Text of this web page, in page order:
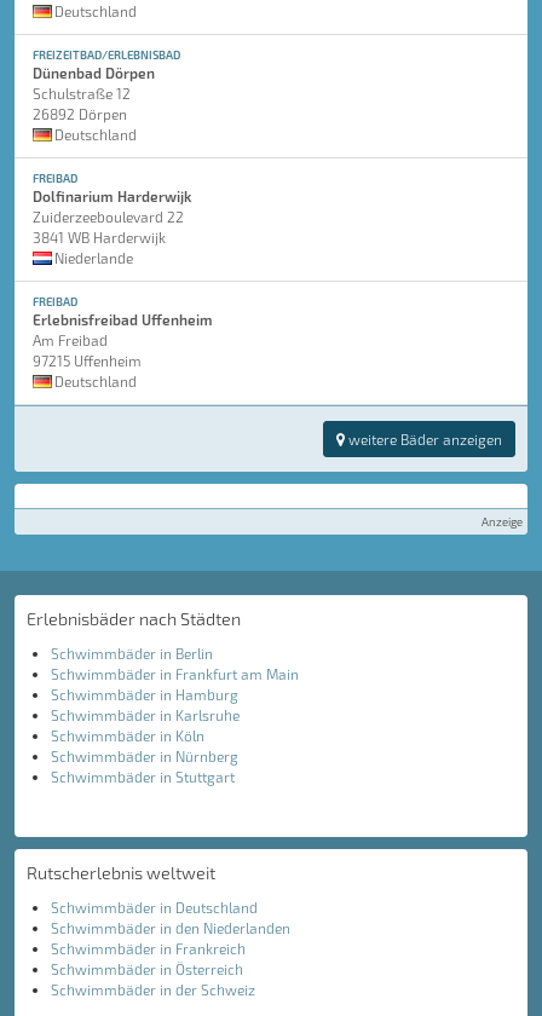
Deutschland
FREIZEITBAD/ERLEBNISBAD
Dünenbad Dörpen
Schulstraße 12
26892 Dörpen
Deutschland
FREIBAD
Dolfinarium Harderwijk
Zuiderzeeboulevard 22
3841 WB Harderwijk
Niederlande
FREIBAD
Erlebnisfreibad Uffenheim
Am Freibad
97215 Uffenheim
Deutschland
weitere Bäder anzeigen
Anzeige
Erlebnisbäder nach Städten
Schwimmbäder in Berlin
Schwimmbäder in Frankfurt am Main
Schwimmbäder in Hamburg
Schwimmbäder in Karlsruhe
Schwimmbäder in Köln
Schwimmbäder in Nürnberg
Schwimmbäder in Stuttgart
Rutscherlebnis weltweit
Schwimmbäder in Deutschland
Schwimmbäder in den Niederlanden
Schwimmbäder in Frankreich
Schwimmbäder in Österreich
Schwimmbäder in der Schweiz